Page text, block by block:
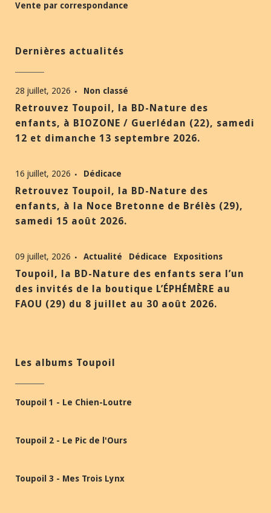
Vente par correspondance
Dernières actualités
28 juillet, 2026 Non classé
Retrouvez Toupoil, la BD-Nature des
enfants, à BIOZONE / Guerlédan (22), samedi
12 et dimanche 13 septembre 2026.
16 juillet, 2026 Dédicace
Retrouvez Toupoil, la BD-Nature des
enfants, à la Noce Bretonne de Brélès (29),
samedi 15 août 2026.
09 juillet, 2026 Actualité Dédicace Expositions
Toupoil, la BD-Nature des enfants sera l’un
des invités de la boutique L’ÉPHÉMÈRE au
FAOU (29) du 8 juillet au 30 août 2026.
Les albums Toupoil
Toupoil 1 - Le Chien-Loutre
Toupoil 2 - Le Pic de l'Ours
Toupoil 3 - Mes Trois Lynx